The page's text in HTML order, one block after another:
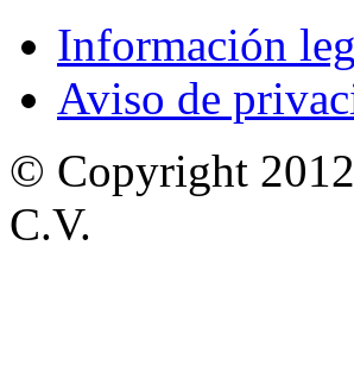
Información
Aviso de
© Copyright
C.V.